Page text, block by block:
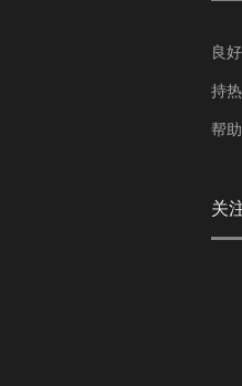
良
持
帮
关